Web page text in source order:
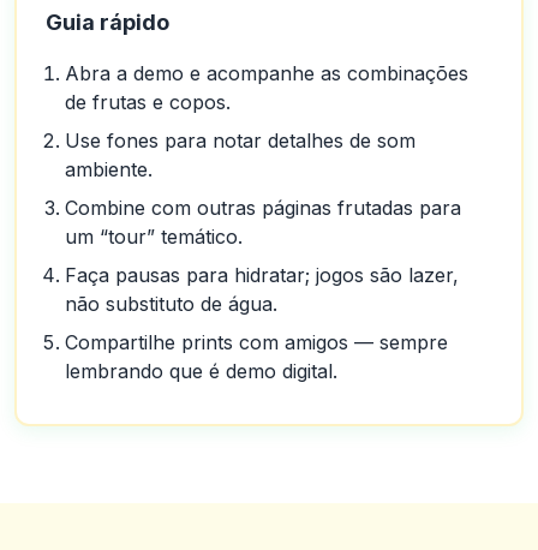
Guia rápido
Abra a demo e acompanhe as combinações
de frutas e copos.
Use fones para notar detalhes de som
ambiente.
Combine com outras páginas frutadas para
um “tour” temático.
Faça pausas para hidratar; jogos são lazer,
não substituto de água.
Compartilhe prints com amigos — sempre
lembrando que é demo digital.